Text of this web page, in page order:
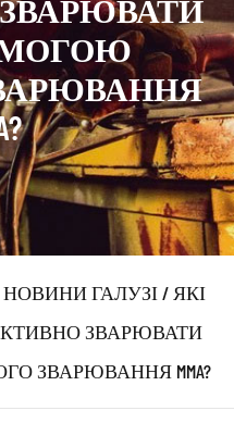
НОВИНИ ГАЛУЗІ/ ЯКІ
ЗВАРЮВАТИ
ЗВАРЮВАННЯ MMA?